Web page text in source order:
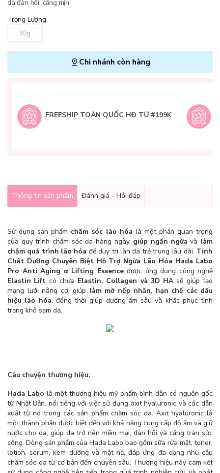
da đàn hồi, căng mịn.
Trọng Lượng
30g
Chi nhánh còn hàng
FREESHIP TOÀN QUỐC HĐ TỪ #199K
Thông tin sản phẩm Đánh giá - Hỏi đáp
Sử dụng sản phẩm chăm sóc lão hóa là một phần quan trọng
của quy trình chăm sóc da hàng ngày, giúp ngăn ngừavà làm
chậm quá trình lão hóa để duy trì làn da trẻ trung lâu dài. Tinh
Chất Dưỡng Chuyên Biệt Hỗ Trợ Ngừa Lão Hóa Hada Labo
Pro Anti Aging α Lifting Essenceđược ứng dụng công nghệ
Elastin Lift có chứa Elastin, Collagen và 3D HA sẽ giúp tạo
mạng lưới nâng cơ, giúp làm mờ nếp nhăn, hạn chế các dấu
hiệu lão hóa, đồng thời giúp dưỡng ẩm sâu và khắc phục tình
trạng khô sạm da.
Câu chuyện thương hiệu:
Hada Labo là một thương hiệu mỹ phẩm bình dân có nguồn gốc
từ Nhật Bản, nổi tiếng với việc sử dụng axit hyaluronic và các dẫn
xuất từ nó trong các sản phẩm chăm sóc da. Axit hyaluronic là
một thành phần được biết đến với khả năng cung cấp độ ẩm và giữ
nước cho da, giúp da trở nên mềm mại, đàn hồi và căng tràn sức
sống. Dòng sản phẩm của Hada Labo bao gồm sữa rửa mặt, toner,
lotion, serum, kem dưỡng và mặt nạ, đáp ứng đa dạng nhu cầu
chăm sóc da từ cơ bản đến chuyên sâu. Thương hiệu này cam kết